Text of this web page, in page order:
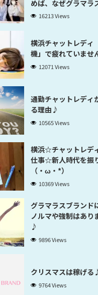
めば、なぜグラマラ
ンド横浜だと稼げる
16213 Views
横浜チャットレデ
機」で疲れていませ
12071 Views
通勤チャットレディ
る理由♪
10565 Views
横浜☆チャットレデ
仕事☆新人時代を振
（・ω・*）
10369 Views
グラマラスブランド
ノルマや強制はあり
♪
9896 Views
クリスマスは稼げる
9764 Views